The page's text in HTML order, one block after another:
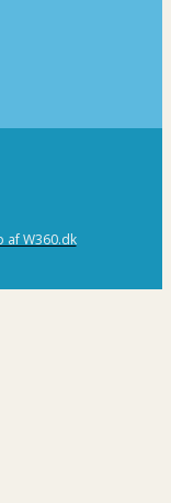
af W360.dk